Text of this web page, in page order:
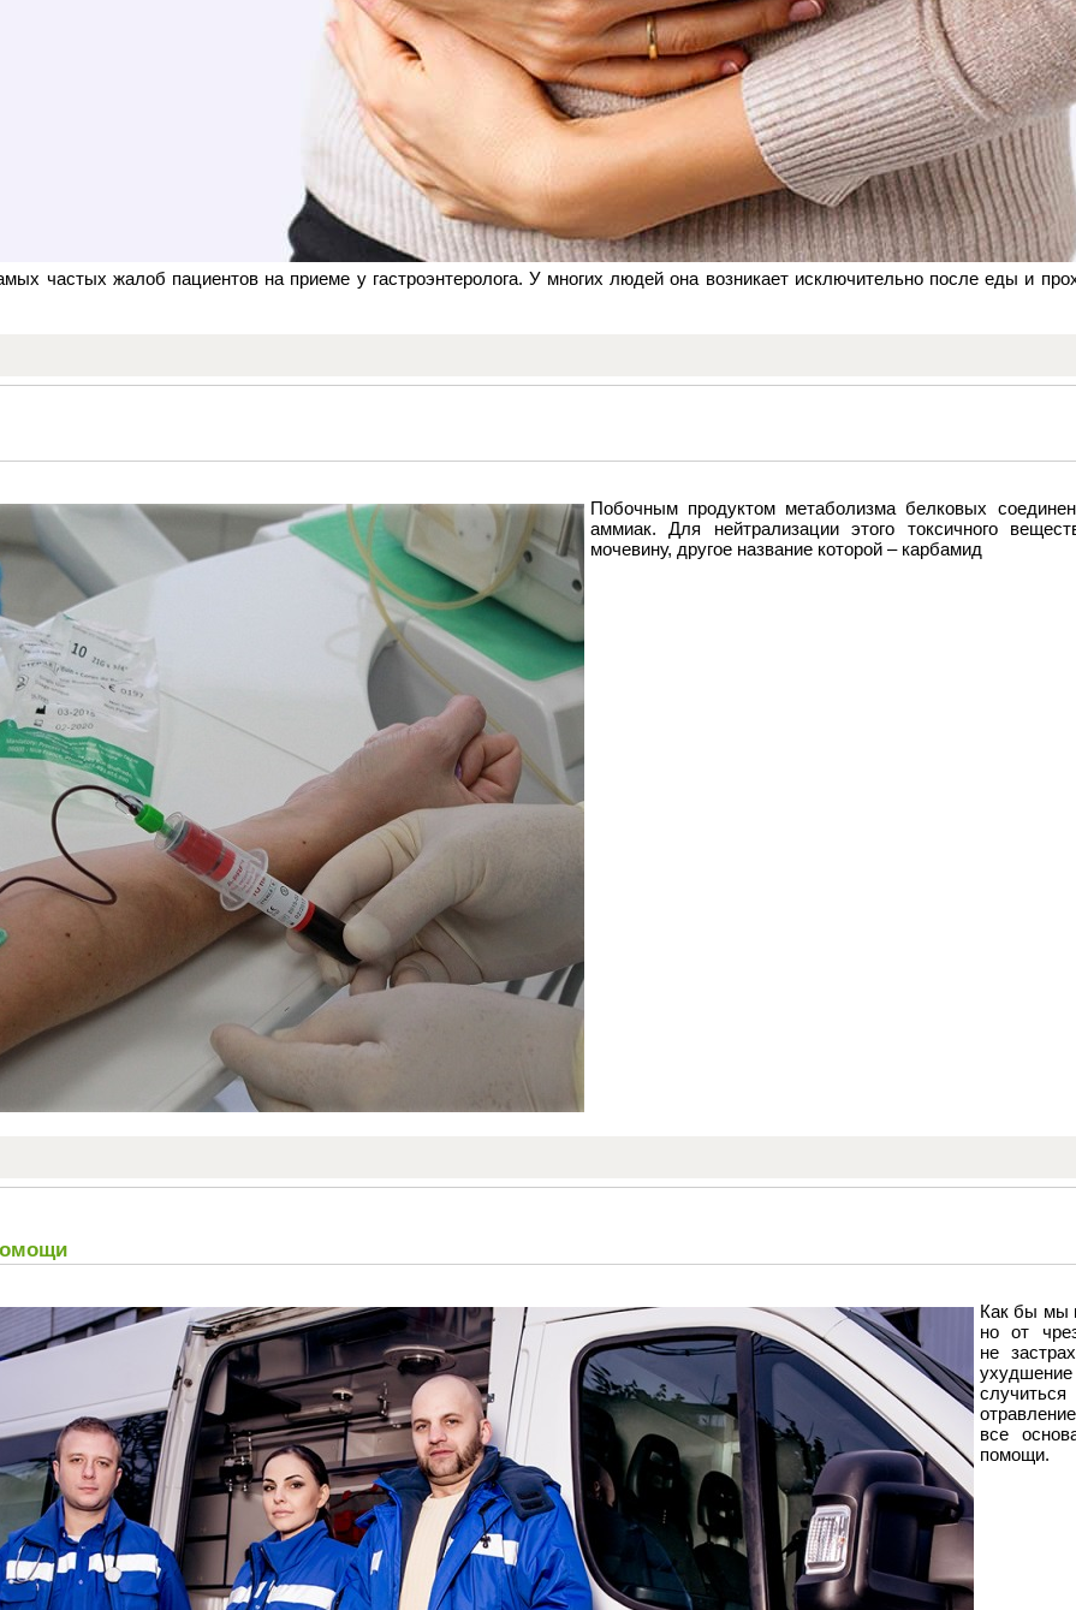
частых жалоб пациентов на приеме у гастроэнтеролога. У многих людей она возникает исключительно после еды и
Побочным продуктом метаболизма белковых
аммиак. Для нейтрализации этого токсичного
мочевину, другое название которой – карбамид
Как бы мы
но от
не
все
помощи.